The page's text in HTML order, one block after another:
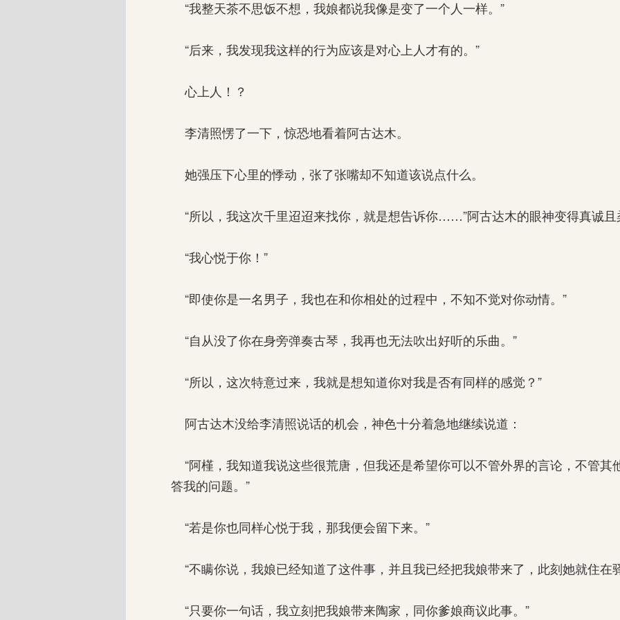
“我整天茶不思饭不想，我娘都说我像是变了一个人一样。”
“后来，我发现我这样的行为应该是对心上人才有的。”
心上人！？
李清照愣了一下，惊恐地看着阿古达木。
她强压下心里的悸动，张了张嘴却不知道该说点什么。
“所以，我这次千里迢迢来找你，就是想告诉你……”阿古达木的眼神变得真诚且
“我心悦于你！”
“即使你是一名男子，我也在和你相处的过程中，不知不觉对你动情。”
“自从没了你在身旁弹奏古琴，我再也无法吹出好听的乐曲。”
“所以，这次特意过来，我就是想知道你对我是否有同样的感觉？”
阿古达木没给李清照说话的机会，神色十分着急地继续说道：
“阿槿，我知道我说这些很荒唐，但我还是希望你可以不管外界的言论，不管其
答我的问题。”
“若是你也同样心悦于我，那我便会留下来。”
“不瞒你说，我娘已经知道了这件事，并且我已经把我娘带来了，此刻她就住在
“只要你一句话，我立刻把我娘带来陶家，同你爹娘商议此事。”